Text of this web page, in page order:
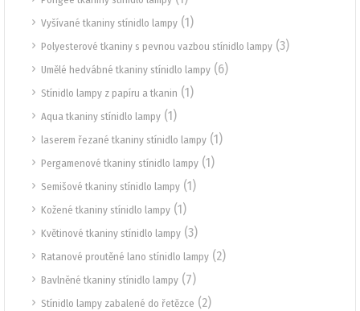
Vyšívané tkaniny stínidlo lampy (1)
Polyesterové tkaniny s pevnou vazbou stínidlo lampy (3)
Umělé hedvábné tkaniny stínidlo lampy (6)
Stínidlo lampy z papíru a tkanin (1)
Aqua tkaniny stínidlo lampy (1)
laserem řezané tkaniny stínidlo lampy (1)
Pergamenové tkaniny stínidlo lampy (1)
Semišové tkaniny stínidlo lampy (1)
Kožené tkaniny stínidlo lampy (1)
Květinové tkaniny stínidlo lampy (3)
Ratanové proutěné lano stínidlo lampy (2)
Bavlněné tkaniny stínidlo lampy (7)
Stínidlo lampy zabalené do řetězce (2)